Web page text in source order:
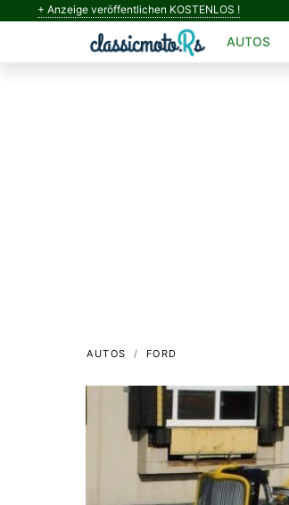
+ Anzeige veröffentlichen KOSTENLOS !
AUTOS
AUTOS FORD